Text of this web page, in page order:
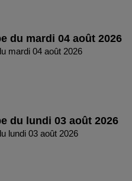
du mardi 04 août 2026
mardi 04 août 2026
du lundi 03 août 2026
lundi 03 août 2026